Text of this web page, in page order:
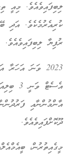
ރުފިޔާ ލިބިފައިވެއެވެ.
ދޫކޮށްފައިވެއެވެ.
މީގެއިތުރުން،